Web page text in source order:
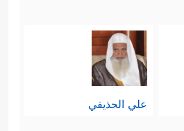
علي الحذيفي